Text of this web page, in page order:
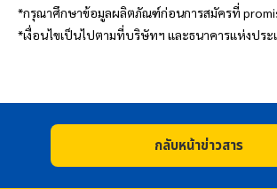
*กรุณาศึกษาข้อมูลผลิตภัณฑ์ก่อนการสมัครที่
*เงื่อนไขเป็นไปตามที่บริษัทฯ และธนาคารแห่งปร
กลับหน้าข่าวสาร